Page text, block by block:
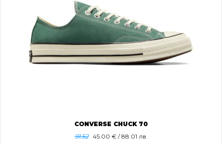
CONVERSE CHUCK 70
91.52 45.00 € / 88.01 лв.